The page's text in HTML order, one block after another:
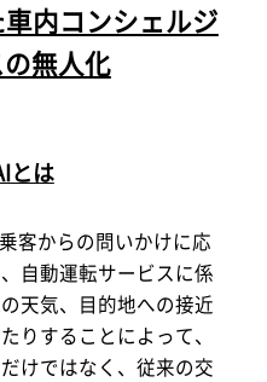
内コンシェルジ
無人化
とは
客からの問いかけに応
自動運転サービスに係
天気、目的地への接近
りすることによって、
けではなく、従来の交